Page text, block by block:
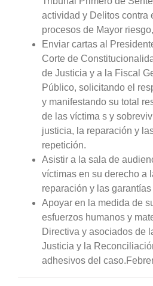
actividad y Delitos contra
procesos de Mayor riesgo,
Enviar cartas al
Corte de
de Justicia y a la Fiscal
Público, solicitando el
y manifestando su total
de las víctima s y
justicia, la reparación y
repetición.
Asistir a la sala de
víctimas en su derecho a
reparación y las
Apoyar en la medida de
esfuerzos humanos y
Directiva y asociados de
Justicia y la
adhesivos del